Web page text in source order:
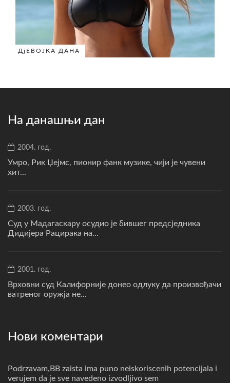
ДјЕВОЈКА ДАНА
На данашњи дан
2004. год.
Умро, Рик Џејмс, пионир фанк музике, чији је чувени
хит...
2003. год.
Суд у Мадагаскару осудио је бившег предсједника
Дидијера Рацирака на...
2001. год.
Врховни суд Калифорније донео одлуку да произвођачи
ватреног оружја не...
Нови коментари
Podrzavam,BB zaista ima puno neiskoriscenih potencijala i
verujem da je sve navedeno izvodljivo sem